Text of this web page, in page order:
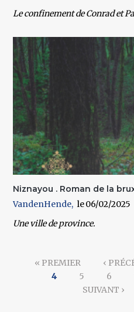
Le confinement de Conrad et
Niznayou . Roman de la
VandenHende
06/02/2025
Une ville de province.
« PREMIER ‹
4
5 6
SUIVANT ›